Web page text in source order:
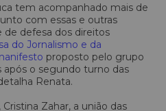
tem acompanhado mais de
com essas e outras
de defesa dos direitos
do Jornalismo e da
proposto pelo grupo
após o segundo turno das
Renata.
Zahar, a união das